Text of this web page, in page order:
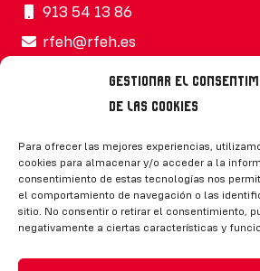
Gestionar el
de las cookies
Para ofrecer las mejores experiencias,
cookies para almacenar y/o acceder a la
consentimiento de estas tecnologías nos
el comportamiento de navegación o las
sitio. No consentir o retirar el consentimiento,
negativamente a ciertas características y
913 54 13 86
rfeh@rfeh.es
Síguenos